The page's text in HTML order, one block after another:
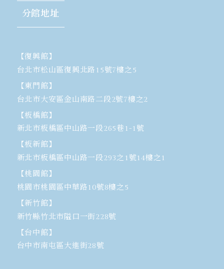
分館地址
【復興館】
台北市松山區復興北路15號7樓之5
【東門館】
台北市大安區金山南路二段2號7樓之2
【板橋館】
新北市板橋區中山路一段265巷1-1號
【板新館】
新北市板橋區中山路一段293之1號14樓之1
【桃園館】
桃園市桃園區中華路10號8樓之5
【新竹館】
新竹縣竹北市隘口一街228號
【台中館】
台中市南屯區大進街28號